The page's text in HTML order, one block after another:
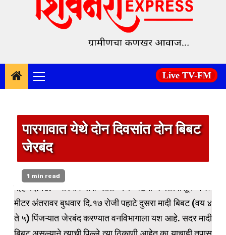
Primary
Menu
Live TV-FM
पारगावात येथे दोन दिवसांत दोन बिबट
जेरबंद
1 min read
बेल्हे दि.१७:- पारगाव तर्फे आळे येथे घटना स्थळापासून १५०
मीटर अंतरावर बुधवार दि.१७ रोजी पहाटे दुसरा मादी बिबट (वय ४
ते ५) पिंजऱ्यात जेरबंद करण्यात वनविभागाला यश आहे. सदर मादी